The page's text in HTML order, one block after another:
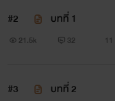
#2 บทที่ 1
21.5k 32
#3 บทที่ 2